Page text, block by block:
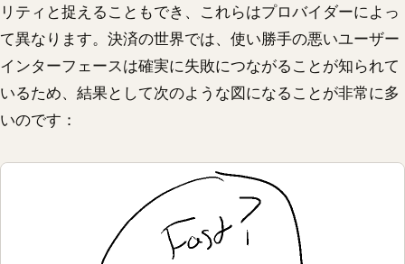
リティと捉えることもでき、これらはプロバイダーによっ
て異なります。決済の世界では、使い勝手の悪いユーザー
インターフェースは確実に失敗につながることが知られて
いるため、結果として次のような図になることが非常に多
いのです：